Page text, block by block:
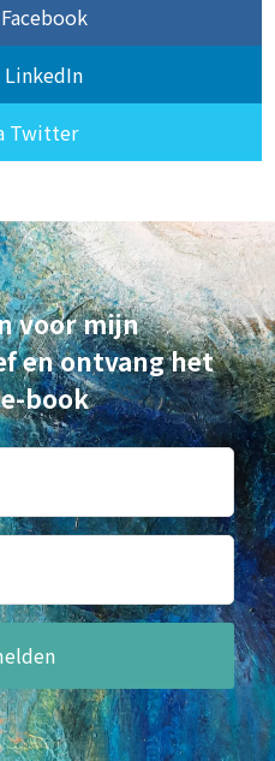
LinkedIn
Twitter
voor mijn
en ontvang het
book